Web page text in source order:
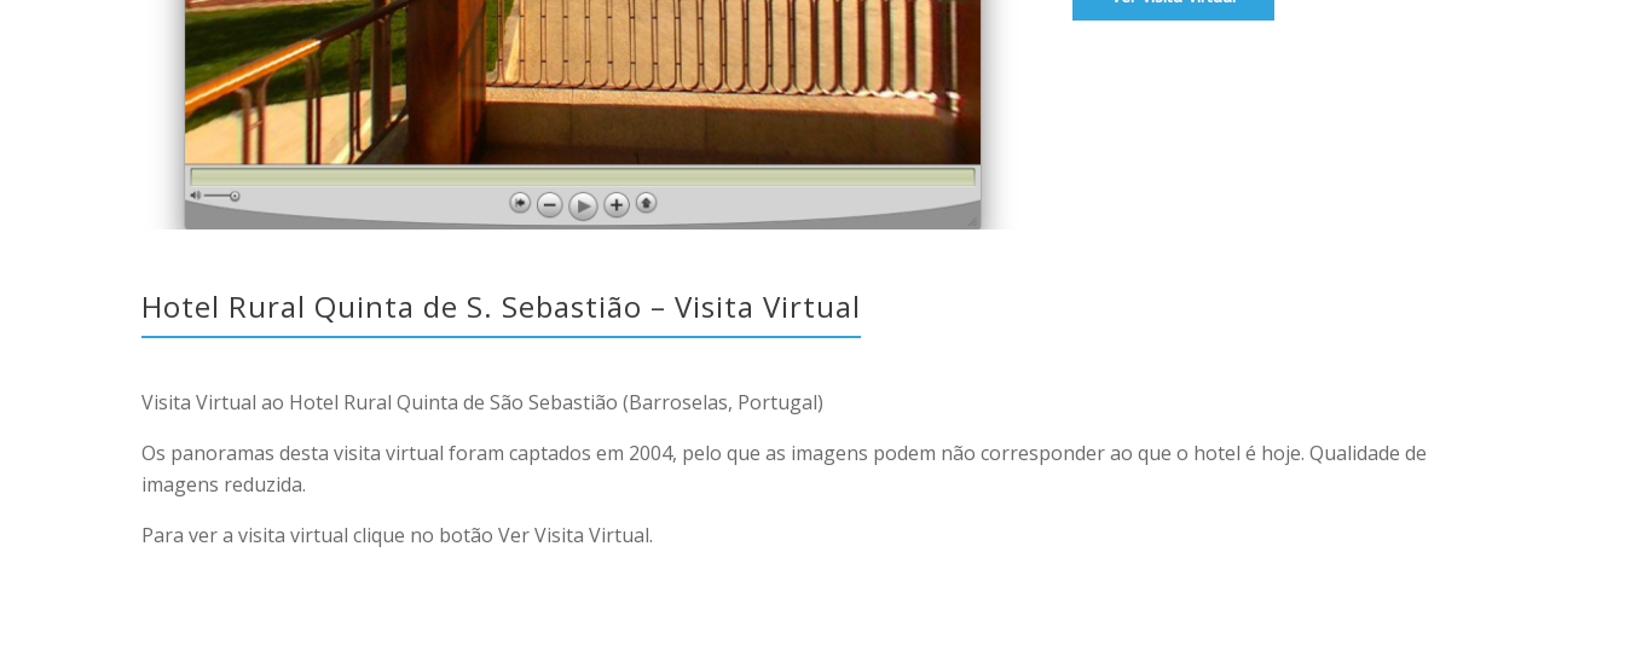
Hotel Rural Quinta de S. Sebastião – Visita Virtual
Visita Virtual ao Hotel Rural Quinta de São Sebastião (Barroselas, Portugal)
Os panoramas desta visita virtual foram captados em 2004, pelo que as imagens podem não corresponder ao que o hotel é hoje. Qualidade de
imagens reduzida.
Para ver a visita virtual clique no botão Ver Visita Virtual.